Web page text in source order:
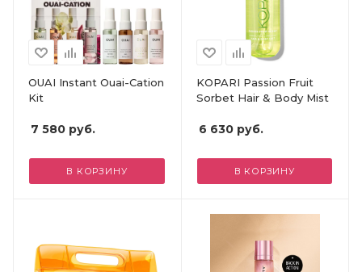
OUAI Instant Ouai-Cation
Kit
7 580 руб.
В КОРЗИНУ
KOPARI Passion Fruit
Sorbet Hair & Body Mist
6 630руб.
В КОРЗИНУ